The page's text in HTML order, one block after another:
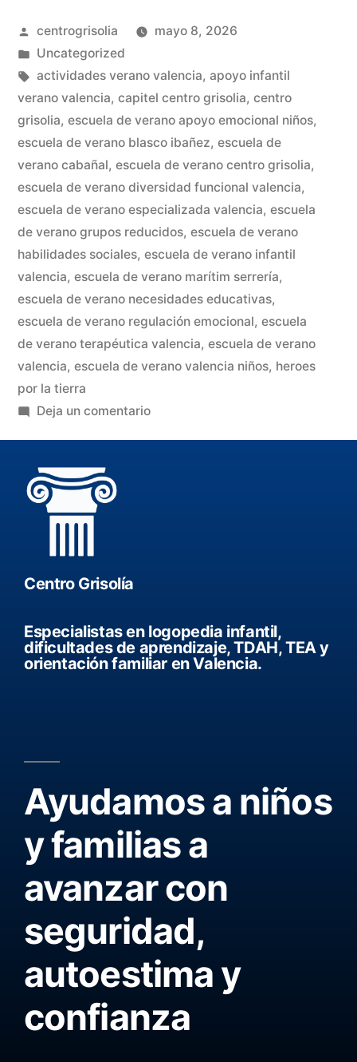
centrogrisolia
mayo 8, 2026
Uncategorized
actividades verano valencia, apoyo infantil
verano valencia, capitel centro grisolia, centro
grisolia, escuela de verano apoyo emocional niños,
escuela de verano blasco ibañez, escuela de
verano cabañal, escuela de verano centro grisolia,
escuela de verano diversidad funcional valencia,
escuela de verano especializada valencia, escuela
de verano grupos reducidos, escuela de verano
habilidades sociales, escuela de verano infantil
valencia, escuela de verano marítim serrería,
escuela de verano necesidades educativas,
escuela de verano regulación emocional, escuela
de verano terapéutica valencia, escuela de verano
valencia, escuela de verano valencia niños, heroes
por la tierra
Deja un comentario
Centro Grisolía
Especialistas en logopedia infantil,
dificultades de aprendizaje, TDAH, TEA y
orientación familiar en Valencia.
Ayudamos a niños
y familias a
avanzar con
seguridad,
autoestima y
confianza